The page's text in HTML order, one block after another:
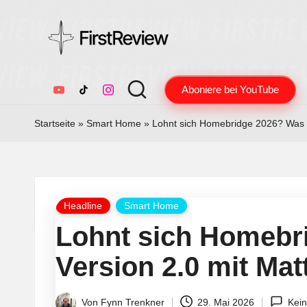
s
Tests,
Home
ehrlich
unabhängig
YouTubeTikTokInstagram Aboniere bei YouTube
Startseite » Smart Home » Lohnt sich Homebridge 2026?
Posted
Headline Smart Home
Lohnt sich
Version 2.0 mit
Von Fynn Trenkner 29. Mai 2026